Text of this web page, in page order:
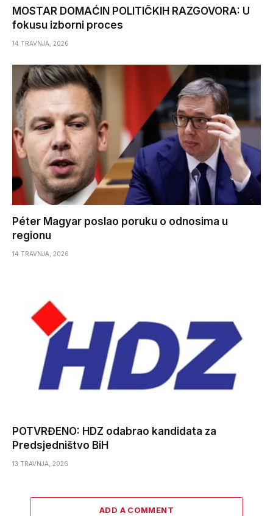
MOSTAR DOMAĆIN POLITIČKIH RAZGOVORA: U
fokusu izborni proces
14 TRAVNJA, 2026
Péter Magyar poslao poruku o odnosima u
regionu
14 TRAVNJA, 2026
POTVRĐENO: HDZ odabrao kandidata za
Predsjedništvo BiH
13 TRAVNJA, 2026
ADD A COMMENT